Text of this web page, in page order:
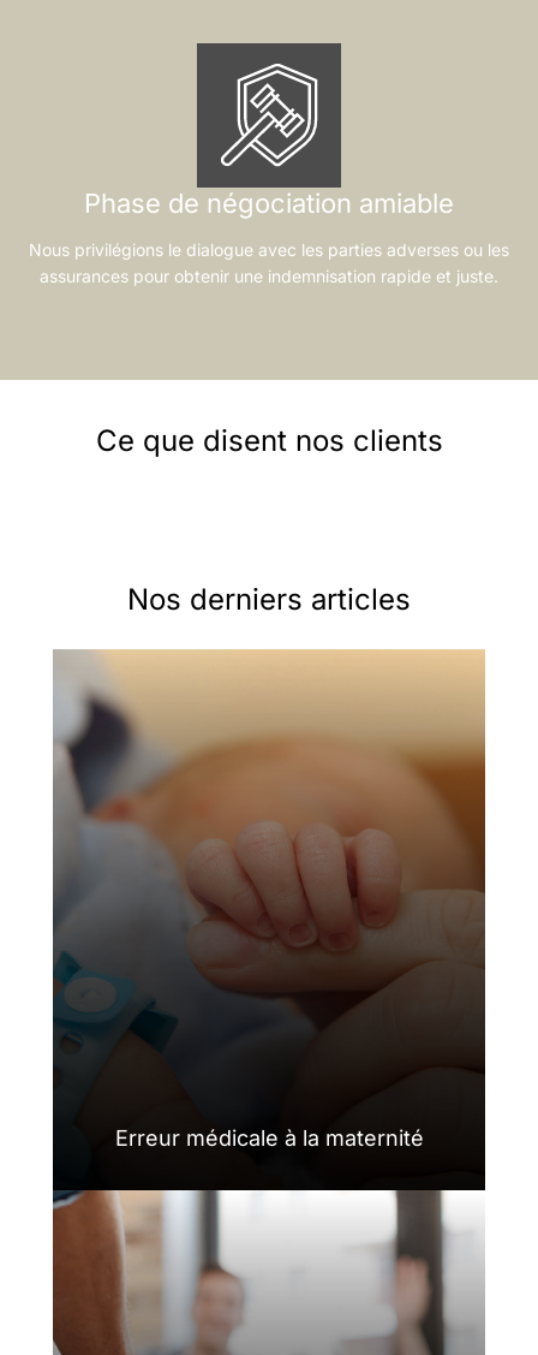
Phase de négociation amiable
Nous privilégions le dialogue avec les parties adverses ou les
assurances pour obtenir une indemnisation rapide et juste.
Ce que disent nos clients
Nos derniers articles
Erreur médicale à la maternité